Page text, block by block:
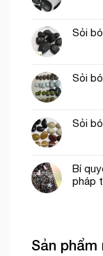
Sỏi
Sỏi
Sỏi
Bí
pháp
Sản phẩm